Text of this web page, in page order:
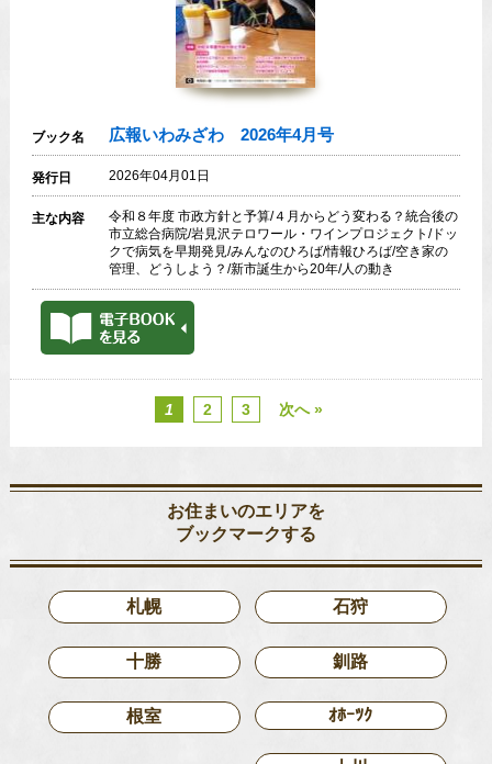
ブック名 広報いわみざわ 2026年4月号
発行日 2026年04月01日
主な内容
令和８年度 市政方針と予算/４月からどう変わる？統合後の
市立総合病院/岩見沢テロワール・ワインプロジェクト/ドッ
クで病気を早期発見/みんなのひろば/情報ひろば/空き家の
管理、どうしよう？/新市誕生から20年/人の動き
1 2 3 次へ »
お住まいのエリアを
ブックマークする
札幌 石狩
十勝 釧路
根室 ｵﾎｰﾂｸ